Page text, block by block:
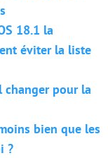
18.1 la
éviter la liste
pour la
bien que les
?